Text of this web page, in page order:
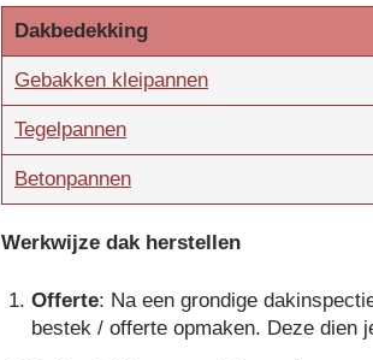
Dakbedekking
Gebakken kleipannen
Tegelpannen
Betonpannen
Werkwijze dak herstellen
Offerte: Na een grondige
bestek / offerte opmaken. Deze dien